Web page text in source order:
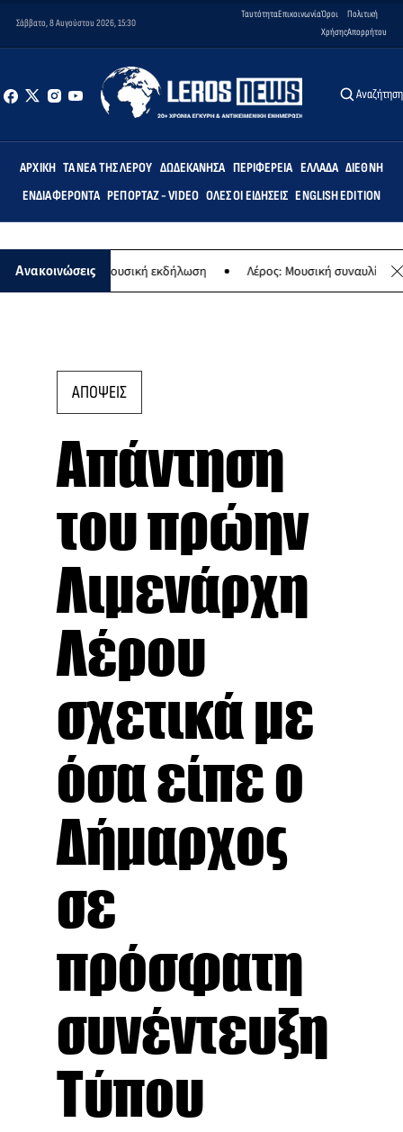
Σάββατο, 8 Αυγούστου 2026, 15:30
ΤαυτότηταΕπικοινωνίαΌροι
Χρήσης
Πολιτική
Απορρήτου
Αναζήτηση
ΑΡΧΙΚΉ ΤΑ ΝΈΑ ΤΗΣ ΛΈΡΟΥ ΔΩΔΕΚΆΝΗΣΑ ΠΕΡΙΦΈΡΕΙΑ ΕΛΛΆΔΑ ΔΙΕΘΝΉ
ΕΝΔΙΑΦΈΡΟΝΤΑ ΡΕΠΟΡΤΆΖ - VIDEO ΌΛΕΣ ΟΙ ΕΙΔΉΣΕΙΣ ENGLISH EDITION
Ανακοινώσεις
Παναγίας - Μουσική εκδήλωση Λέρος: Μουσική συναυλία των
ΑΠΟΨΕΙΣ
Απάντηση
του πρώην
Λιμενάρχη
Λέρου
σχετικά με
όσα είπε ο
Δήμαρχος
σε
πρόσφατη
συνέντευξη
Τύπου